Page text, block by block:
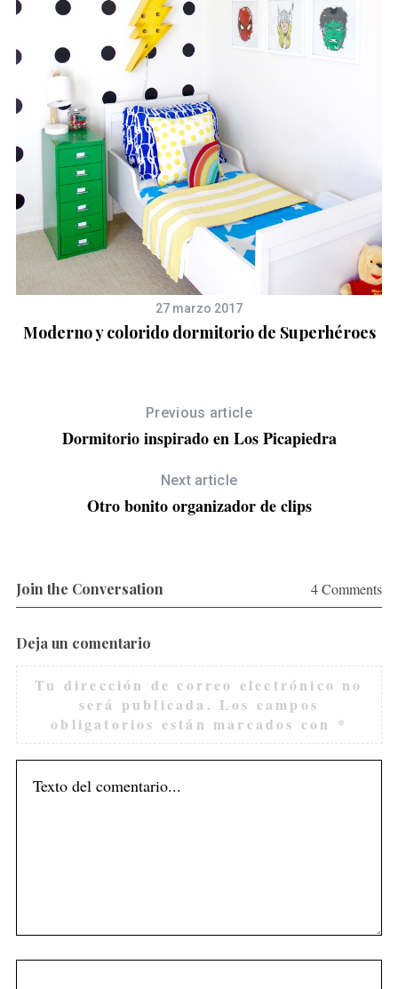
27 marzo 2017
Moderno y colorido dormitorio de Superhéroes
Previous article
Dormitorio inspirado en Los Picapiedra
Next article
Otro bonito organizador de clips
Join the Conversation 4 Comments
Deja un comentario
Tu dirección de correo electrónico no
será publicada. Los campos
obligatorios están marcados con *